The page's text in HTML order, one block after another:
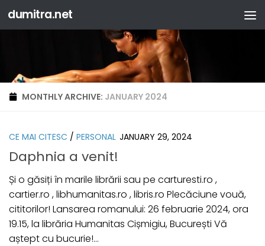
Skip to content
dumitra.net
MONTHLY ARCHIVE: JANUARY 2024
CE MAI CITESC / PERSONAL JANUARY 29, 2024
Daphnia a venit!
Și o găsiți în marile librării sau pe carturesti.ro ,
cartier.ro , libhumanitas.ro , libris.ro Plecăciune vouă,
cititorilor! Lansarea romanului: 26 februarie 2024, ora
19.15, la librăria Humanitas Cișmigiu, București Vă
aștept cu bucurie!...